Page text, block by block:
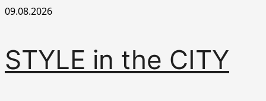
Перейти
09.08.2026
STYLE in the CITY